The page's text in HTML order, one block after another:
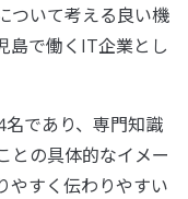
ついて考える良い機
島で働くIT企業とし
であり、専門知識
との具体的なイメー
やすく伝わりやすい